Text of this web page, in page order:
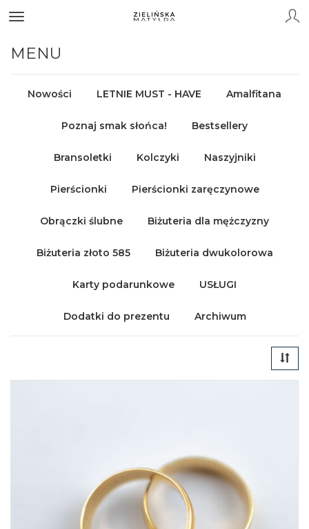
MENU
Nowości LETNIE MUST - HAVE Amalfitana
Poznaj smak słońca! Bestsellery
Bransoletki Kolczyki Naszyjniki
Pierścionki Pierścionki zaręczynowe
Obrączki ślubne Biżuteria dla mężczyzny
Biżuteria złoto 585 Biżuteria dwukolorowa
Karty podarunkowe USŁUGI
Dodatki do prezentu Archiwum